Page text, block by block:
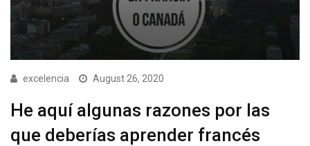
excelencia August 26, 2020
He aquí algunas razones por las
que deberías aprender francés